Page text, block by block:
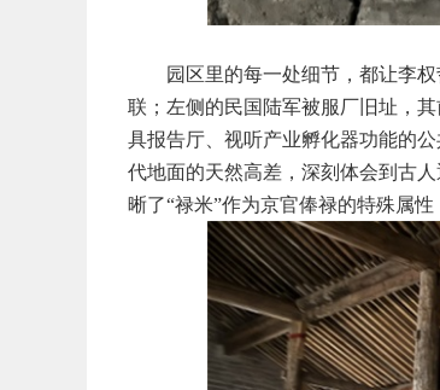
园区里的每一处细节，都让李
联；左侧的民国陆军被服厂旧址，
具报告厅、视听产业孵化器功能的
代地面的天然高差，深刻体会到古
晰了“禄米”作为京官俸禄的特殊属